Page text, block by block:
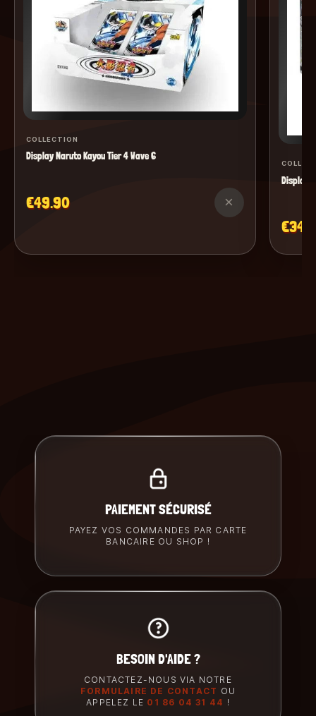
COLLECTION
Display Naruto Kayou Tier 4 Wave 6
€49.90 ×
Display
PAIEMENT SÉCURISÉ
PAYEZ VOS COMMANDES PAR CARTE
BANCAIRE OU SHOP !
BESOIN D'AIDE ?
CONTACTEZ-NOUS VIA NOTRE
FORMULAIRE DE CONTACT OU
APPELEZ LE 01 86 04 31 44 !